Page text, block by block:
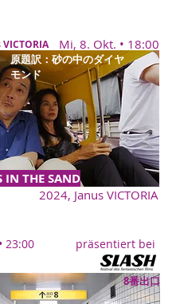
VICTORIA Mi, 8. Okt. • 18:00
IN THE SAND
原題訳：砂の中のダイヤ
モンド
2024, Janus VICTORIA
• 23:00 präsentiert bei
8番出口